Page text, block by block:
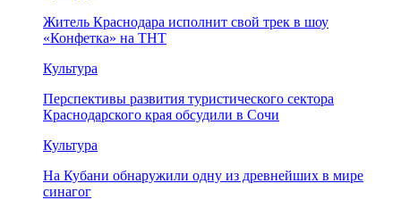
Житель Краснодара исполнит свой трек в шоу
«Конфетка» на ТНТ
Культура
Перспективы развития туристического сектора
Краснодарского края обсудили в Сочи
Культура
На Кубани обнаружили одну из древнейших в мире
синагог